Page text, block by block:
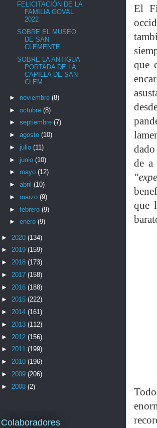
El
que
dado
de a
que
FELICITACIÓN DE LA
FAMILIA GOVAL
2022
SOBRE EL MUSEO
DE SAN
CLEMENTE
SOBRE LA ANTIGUA
PORTADA DE LA
CAPILLA DE SAN
CLEM...
► noviembre (8)
► octubre (8)
► septiembre (7)
► agosto (10)
► julio (11)
► junio (10)
► mayo (12)
► abril (10)
► marzo (9)
► febrero (9)
► enero (9)
► 2020 (134)
► 2019 (159)
► 2018 (173)
► 2017 (158)
► 2016 (188)
► 2015 (222)
► 2014 (161)
► 2013 (112)
► 2012 (156)
► 2011 (199)
► 2010 (196)
► 2009 (206)
► 2008 (2)
Colaboradores